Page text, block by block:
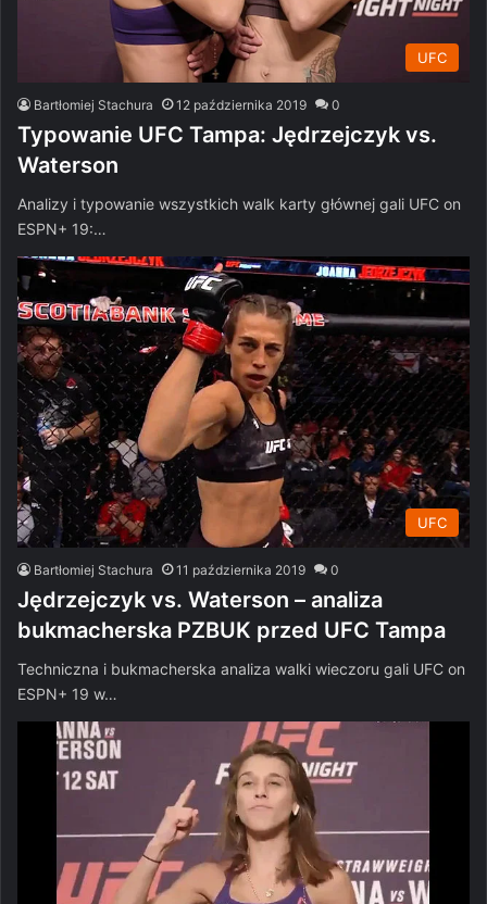
UFC
Bartłomiej Stachura 12 października 2019 0
Typowanie UFC Tampa: Jędrzejczyk vs.
Waterson
Analizy i typowanie wszystkich walk karty głównej gali UFC on
ESPN+ 19:…
UFC
Bartłomiej Stachura 11 października 2019 0
Jędrzejczyk vs. Waterson – analiza
bukmacherska PZBUK przed UFC Tampa
Techniczna i bukmacherska analiza walki wieczoru gali UFC on
ESPN+ 19 w…